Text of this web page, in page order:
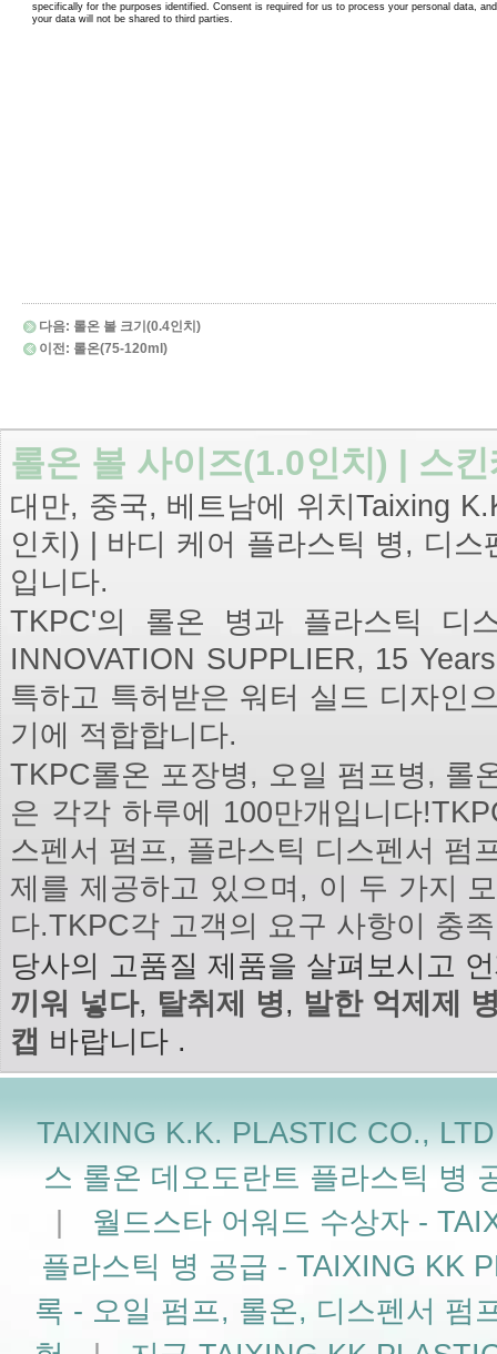
다음: 롤온 볼 크기(0.4인치)
이전: 롤온(75-120ml)
롤온 볼 사이즈(1.0인치) | 스
대만, 중국, 베트남에 위치Taixing
인치) | 바디 케어 플라스틱 병, 디
입니다.
TKPC'의 롤온 병과 플라스틱 디
INNOVATION SUPPLIER, 15
특하고 특허받은 워터 실드 디자인
기에 적합합니다.
TKPC롤온 포장병, 오일 펌프병, 롤
은 각각 하루에 100만개입니다
스펜서 펌프, 플라스틱 디스펜서 펌
제를 제공하고 있으며, 이 두 가지
다.TKPC각 고객의 요구 사항이 충
당사의 고품질 제품을 살펴보시고
끼워 넣다, 탈취제 병, 발한 억제제
캡 바랍니다 .
TAIXING K.K. PLASTIC CO.,
스 롤온 데오도란트 플라스틱 병
월드스타 어워드 수상자 -
플라스틱 병 공급 - TAIXING KK
록 - 오일 펌프, 롤온, 디스펜서 펌